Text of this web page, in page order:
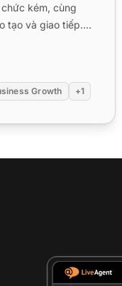
kém, cùng
tạo và giao tiếp....
Growth +1